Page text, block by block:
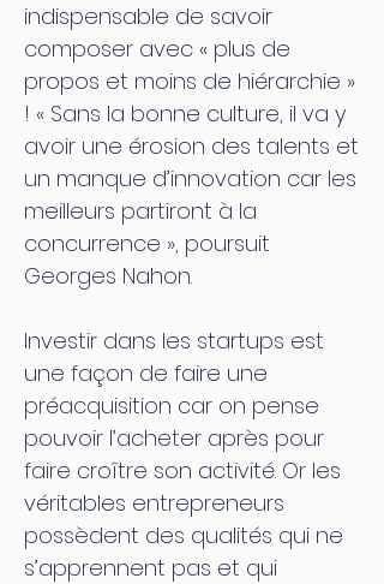
indispensable de savoir
composer avec « plus de
propos et moins de hiérarchie »
! « Sans la bonne culture, il va y
avoir une érosion des talents et
un manque d’innovation car les
meilleurs partiront à la
concurrence », poursuit
Georges Nahon.
Investir dans les startups est
une façon de faire une
préacquisition car on pense
pouvoir l’acheter après pour
faire croître son activité. Or les
véritables entrepreneurs
possèdent des qualités qui ne
s’apprennent pas et qui